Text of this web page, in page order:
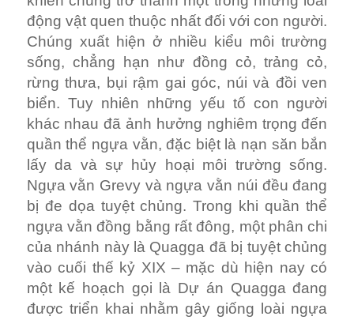
động vật quen thuộc nhất đối với con người.
Chúng xuất hiện ở nhiều kiểu môi trường
sống, chẳng hạn như đồng cỏ, trảng cỏ,
rừng thưa, bụi rậm gai góc, núi và đồi ven
biển. Tuy nhiên những yếu tố con người
khác nhau đã ảnh hưởng nghiêm trọng đến
quần thể ngựa vằn, đặc biệt là nạn săn bắn
lấy da và sự hủy hoại môi trường sống.
Ngựa vằn Grevy và ngựa vằn núi đều đang
bị đe dọa tuyệt chủng. Trong khi quần thể
ngựa vằn đồng bằng rất đông, một phân chi
của nhánh này là Quagga đã bị tuyệt chủng
vào cuối thế kỷ XIX – mặc dù hiện nay có
một kế hoạch gọi là Dự án Quagga đang
được triển khai nhằm gây giống loài ngựa